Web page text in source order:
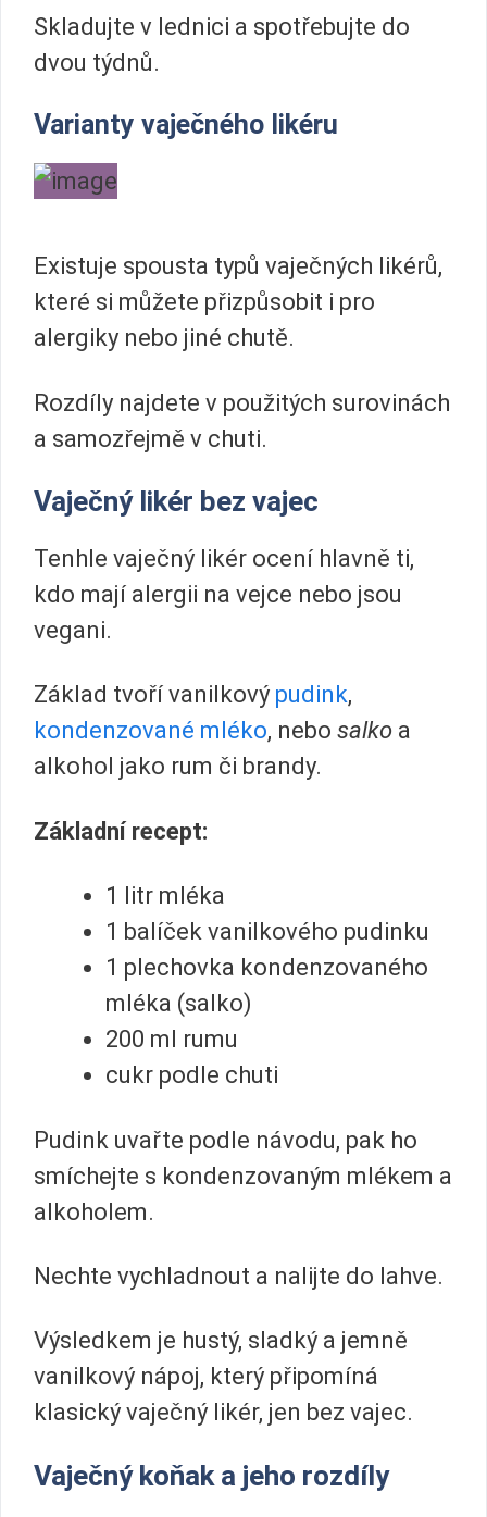
Skladujte v lednici a spotřebujte do
dvou týdnů.
Varianty vaječného likéru
Existuje spousta typů vaječných likérů,
které si můžete přizpůsobit i pro
alergiky nebo jiné chutě.
Rozdíly najdete v použitých surovinách
a samozřejmě v chuti.
Vaječný likér bez vajec
Tenhle vaječný likér ocení hlavně ti,
kdo mají alergii na vejce nebo jsou
vegani.
Základ tvoří vanilkový pudink,
kondenzované mléko, nebo salko a
alkohol jako rum či brandy.
Základní recept:
1 litr mléka
1 balíček vanilkového pudinku
1 plechovka kondenzovaného
mléka (salko)
200 ml rumu
cukr podle chuti
Pudink uvařte podle návodu, pak ho
smíchejte s kondenzovaným mlékem a
alkoholem.
Nechte vychladnout a nalijte do lahve.
Výsledkem je hustý, sladký a jemně
vanilkový nápoj, který připomíná
klasický vaječný likér, jen bez vajec.
Vaječný koňak a jeho rozdíly